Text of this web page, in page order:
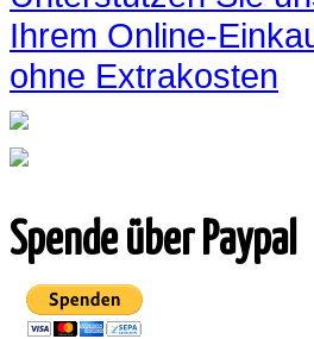
Ihrem Online-
ohne Extrakosten
Spende über Paypal